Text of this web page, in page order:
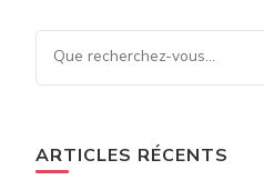
Vous recherchiez quelque
chose ?
ARTICLES RÉCENTS